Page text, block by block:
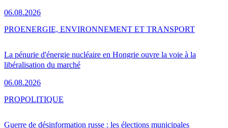
06.08.2026
La pénurie d'énergie nucléaire en Hongrie ouvre la voie à la
libéralisation du marché
06.08.2026
PROENERGIE, ENVIRONNEMENT ET TRANSPORT
Guerre de désinformation russe : les élections municipales
PROPOLITIQUE